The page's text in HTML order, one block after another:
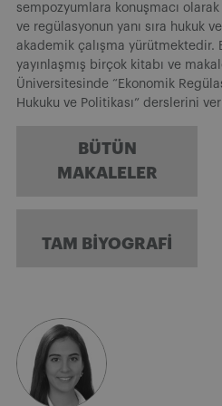
sempozyumlara konuşmacı
ve regülasyonun yanı sıra hukuk
akademik çalışma yürütmektedir.
yayınlaşmış birçok kitabı ve
Üniversitesinde “Ekonomik
Hukuku ve Politikası” derslerini
BÜTÜN
MAKALELER
TAM BIYOGRAFI